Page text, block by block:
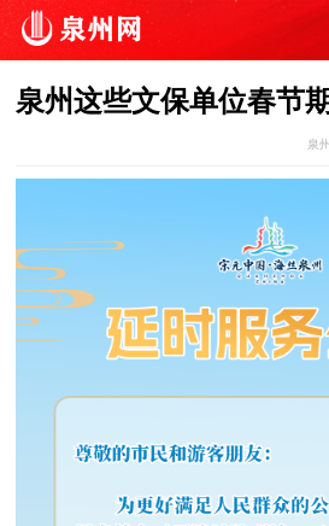
泉州这些文保单位春节
泉